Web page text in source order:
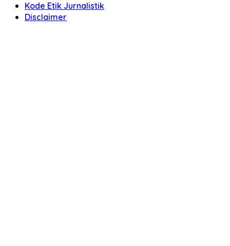
Kode Etik Jurnalistik
Disclaimer